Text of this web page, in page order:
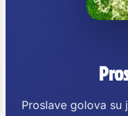
Proslave golova su